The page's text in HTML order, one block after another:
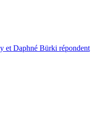
et Daphné Bürki répondent